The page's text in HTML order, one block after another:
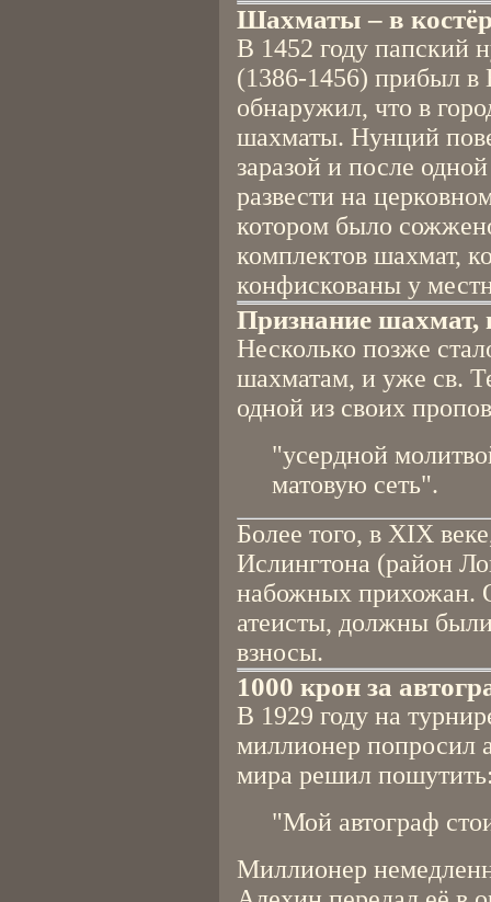
Шахматы – в
В 1452 году папский
(1386-1456) прибыл
обнаружил, что в
шахматы. Нунций
заразой и после
развести на
котором было
комплектов шахмат,
конфискованы у
Признание шахмат,
Несколько позже
шахматам, и уже св.
одной из своих
"усердной
матовую сеть".
Более того, в XIX
Ислингтона (район
набожных прихожан.
атеисты, должны
взносы.
1000 крон за
В 1929 году на
миллионер попросил
мира решил
"Мой автограф
Миллионер